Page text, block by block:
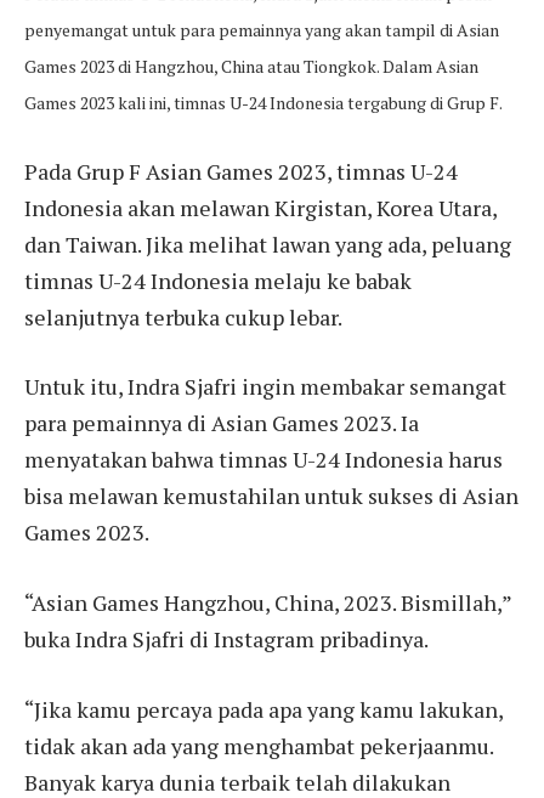
penyemangat untuk para pemainnya yang akan tampil di Asian
Games 2023 di Hangzhou, China atau Tiongkok. Dalam Asian
Games 2023 kali ini, timnas U-24 Indonesia tergabung di Grup F.
Pada Grup F Asian Games 2023, timnas U-24
Indonesia akan melawan Kirgistan, Korea Utara,
dan Taiwan. Jika melihat lawan yang ada, peluang
timnas U-24 Indonesia melaju ke babak
selanjutnya terbuka cukup lebar.
Untuk itu, Indra Sjafri ingin membakar semangat
para pemainnya di Asian Games 2023. Ia
menyatakan bahwa timnas U-24 Indonesia harus
bisa melawan kemustahilan untuk sukses di Asian
Games 2023.
“Asian Games Hangzhou, China, 2023. Bismillah,”
buka Indra Sjafri di Instagram pribadinya.
“Jika kamu percaya pada apa yang kamu lakukan,
tidak akan ada yang menghambat pekerjaanmu.
Banyak karya dunia terbaik telah dilakukan